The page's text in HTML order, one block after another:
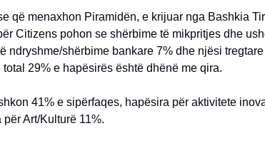
që menaxhon Piramidën, e krijuar nga Bashkia
Citizens pohon se shërbime të mikpritjes dhe
ndryshme/shërbime bankare 7% dhe njësi tregtare
29% e hapësirës është dhënë me qira.
41% e sipërfaqes, hapësira për aktivitete
Art/Kulturë 11%.